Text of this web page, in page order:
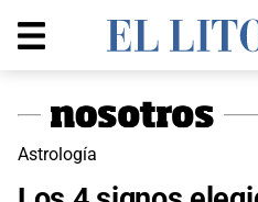
Astrología